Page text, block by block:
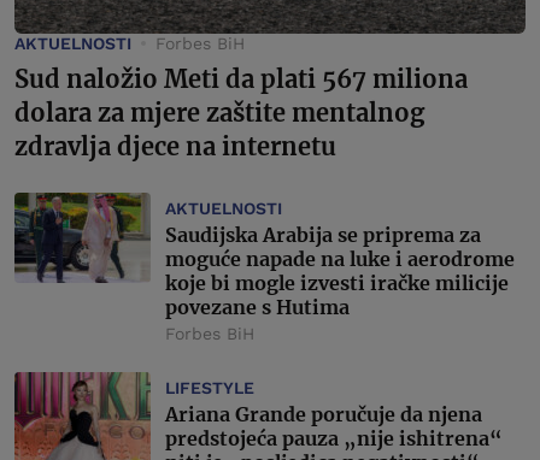
AKTUELNOSTI Forbes BiH
Sud naložio Meti da plati 567 miliona
dolara za mjere zaštite mentalnog
zdravlja djece na internetu
AKTUELNOSTI
Saudijska Arabija se priprema za
moguće napade na luke i aerodrome
koje bi mogle izvesti iračke milicije
povezane s Hutima
Forbes BiH
LIFESTYLE
Ariana Grande poručuje da njena
predstojeća pauza „nije ishitrena“